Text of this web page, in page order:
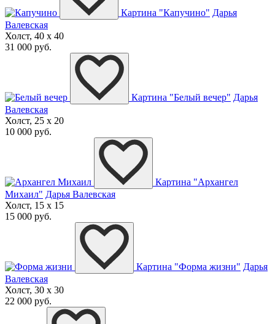
Картина "Капучино" Дарья
Валевская
Холст, 40 x 40
31 000 руб.
Картина "Белый вечер" Дарья
Валевская
Холст, 25 x 20
10 000 руб.
Картина "Архангел
Михаил" Дарья Валевская
Холст, 15 x 15
15 000 руб.
Картина "Форма жизни" Дарья
Валевская
Холст, 30 x 30
22 000 руб.